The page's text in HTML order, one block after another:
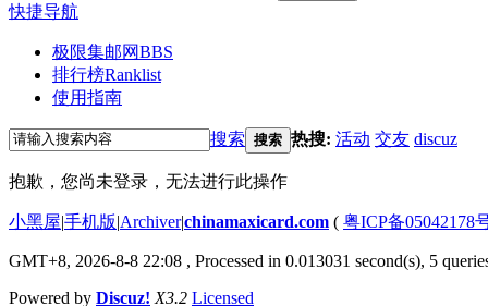
快捷导航
极限集邮网BBS
排行榜Ranklist
使用指南
搜索 搜索 热搜: 活动 交友 discuz
抱歉，您尚未登录，无法进行此操作
小黑屋|手机版|Archiver|chinamaxicard.com ( 粤ICP备05042178
GMT+8, 2026-8-8 22:08 , Processed in 0.013031 second(s), 5
Powered by Discuz! X3.2 Licensed